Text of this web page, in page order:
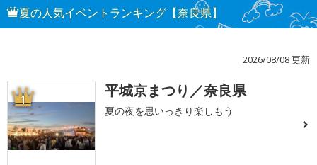
夏の人気イベントランキング【奈良県】
2026/08/08 更新
1 平城京まつり／奈良県
夏の夜を思いっきり楽しもう